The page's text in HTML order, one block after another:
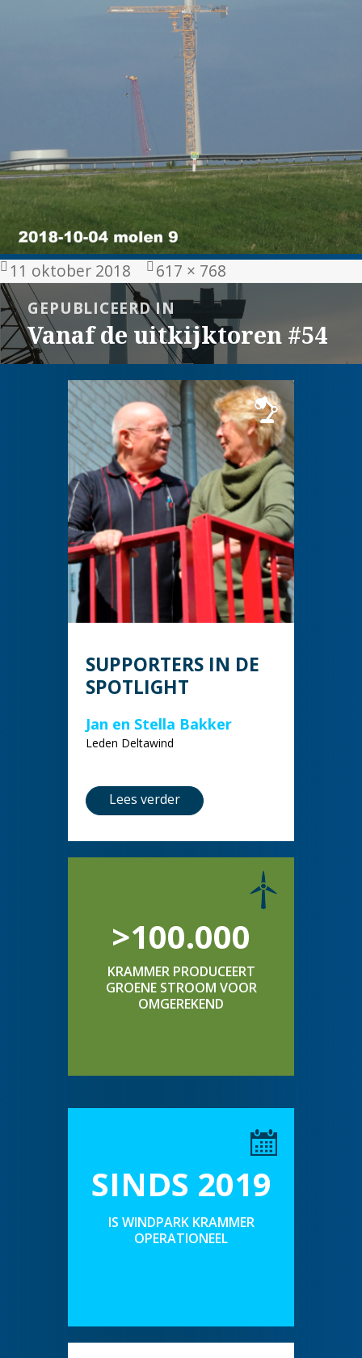
Geplaatst
op
11 oktober 2018
Volledige
grootte
617 × 768
Bericht
navigatieGEPUBLICEERD IN
Vanaf de uitkijktoren #54
SUPPORTERS IN DE
SPOTLIGHT
Jan en Stella Bakker
Leden Deltawind
Lees verder
>100.000
KRAMMER PRODUCEERT
GROENE STROOM VOOR
OMGEREKEND
SINDS 2019
IS WINDPARK KRAMMER
OPERATIONEEL